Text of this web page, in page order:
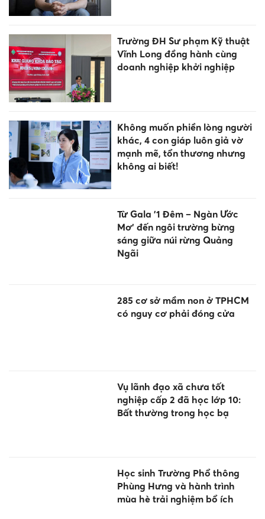
Trường ĐH Sư phạm Kỹ thuật
Vĩnh Long đồng hành cùng
doanh nghiệp khởi nghiệp
Không muốn phiền lòng người
khác, 4 con giáp luôn giả vờ
mạnh mẽ, tổn thương nhưng
không ai biết!
Từ Gala '1 Đêm – Ngàn Ước
Mơ' đến ngôi trường bừng
sáng giữa núi rừng Quảng
Ngãi
285 cơ sở mầm non ở TPHCM
có nguy cơ phải đóng cửa
Vụ lãnh đạo xã chưa tốt
nghiệp cấp 2 đã học lớp 10:
Bất thường trong học bạ
Học sinh Trường Phổ thông
Phùng Hưng và hành trình
mùa hè trải nghiệm bổ ích